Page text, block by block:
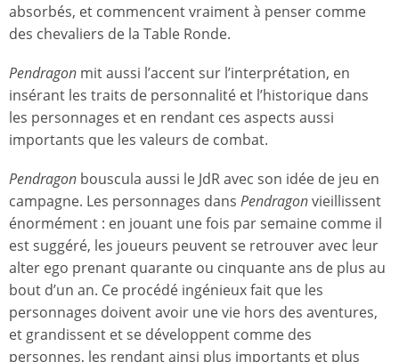
absorbés, et commencent vraiment à penser comme
des chevaliers de la Table Ronde.
Pendragon mit aussi l’accent sur l’interprétation, en
insérant les traits de personnalité et l’historique dans
les personnages et en rendant ces aspects aussi
importants que les valeurs de combat.
Pendragon bouscula aussi le JdR avec son idée de jeu en
campagne. Les personnages dans Pendragonvieillissent
énormément : en jouant une fois par semaine comme il
est suggéré, les joueurs peuvent se retrouver avec leur
alter ego prenant quarante ou cinquante ans de plus au
bout d’un an. Ce procédé ingénieux fait que les
personnages doivent avoir une vie hors des aventures,
et grandissent et se développent comme des
personnes, les rendant ainsi plus importants et plus